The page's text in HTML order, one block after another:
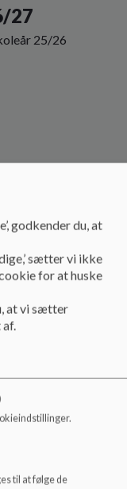
27
25/26
godkender du, at
sætter vi ikke
for at huske
at vi sætter
til at følge de